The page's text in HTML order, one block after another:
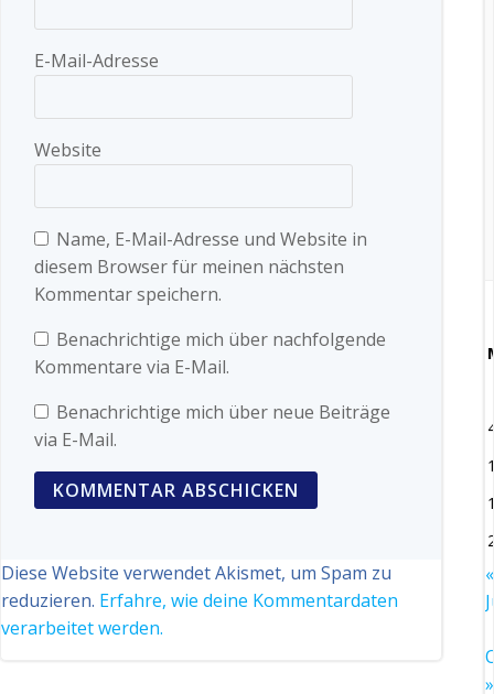
E-Mail-Adresse
Website
Name, E-Mail-Adresse und Website in
diesem Browser für meinen nächsten
Kommentar speichern.
Benachrichtige mich über nachfolgende
Kommentare via E-Mail.
Benachrichtige mich über neue Beiträge
via E-Mail.
Diese Website verwendet Akismet, um Spam zu
reduzieren. Erfahre, wie deine Kommentardaten
verarbeitet werden.
«
»